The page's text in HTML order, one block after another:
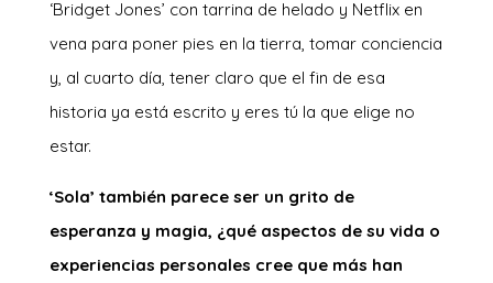
‘Bridget Jones’ con tarrina de helado y Netflix en
vena para poner pies en la tierra, tomar conciencia
y, al cuarto día, tener claro que el fin de esa
historia ya está escrito y eres tú la que elige no
estar.
‘Sola’ también parece ser un grito de
esperanza y magia, ¿qué aspectos de su vida o
experiencias personales cree que más han